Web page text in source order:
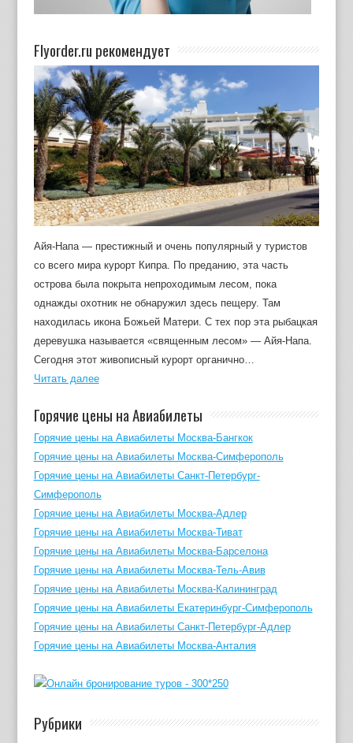
Flyorder.ru рекомендует
Айя-Напа — престижный и очень популярный у туристов
со всего мира курорт Кипра. По преданию, эта часть
острова была покрыта непроходимым лесом, пока
однажды охотник не обнаружил здесь пещеру. Там
находилась икона Божьей Матери. С тех пор эта рыбацкая
деревушка называется «священным лесом» — Айя-Напа.
Сегодня этот живописный курорт органично…
Читать далее
Горячие цены на Авиабилеты
Горячие цены на Авиабилеты Москва-Бангкок
Горячие цены на Авиабилеты Москва-Симферополь
Горячие цены на Авиабилеты Санкт-Петербург-
Симферополь
Горячие цены на Авиабилеты Москва-Адлер
Горячие цены на Авиабилеты Москва-Тиват
Горячие цены на Авиабилеты Москва-Барселона
Горячие цены на Авиабилеты Москва-Тель-Авив
Горячие цены на Авиабилеты Москва-Калининград
Горячие цены на Авиабилеты Екатеринбург-Симферополь
Горячие цены на Авиабилеты Санкт-Петербург-Адлер
Горячие цены на Авиабилеты Москва-Анталия
Рубрики